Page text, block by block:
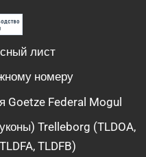
лист
номеру
Goetze Federal Mogul
Trelleborg (TLDOA,
TLDFB)